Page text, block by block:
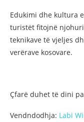
Edukimi dhe kultura
turistët fitojnë njohuri
teknikave të vjeljes
verërave kosovare.
Çfarë duhet të dini
Vendndodhja: Labi